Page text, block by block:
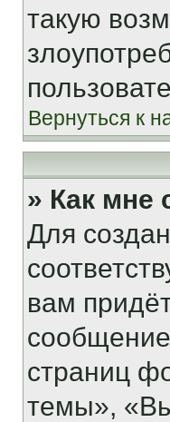
такую
Вернуться к
» Как мне
Для
вам
страниц
темы»,